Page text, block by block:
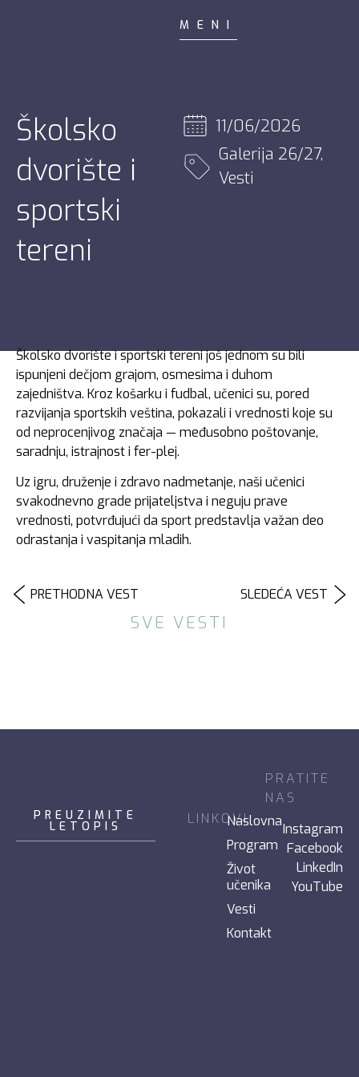
MENI
Školsko
dvorište i
sportski
tereni
11/06/2026
Galerija 26/27,
Vesti
Školsko dvorište i sportski tereni još jednom su bili
ispunjeni dečjom grajom, osmesima i duhom
zajedništva. Kroz košarku i fudbal, učenici su, pored
razvijanja sportskih veština, pokazali i vrednosti koje su
od neprocenjivog značaja — međusobno poštovanje,
saradnju, istrajnost i fer-plej.
Uz igru, druženje i zdravo nadmetanje, naši učenici
svakodnevno grade prijateljstva i neguju prave
vrednosti, potvrđujući da sport predstavlja važan deo
odrastanja i vaspitanja mladih.
PRETHODNA VEST SLEDEĆA VEST
SVE VESTI
PREUZIMITE
LETOPIS LINKOVINaslovna
Program
Život
učenika
Vesti
Kontakt
PRATITE
NAS
Instagram
Facebook
LinkedIn
YouTube